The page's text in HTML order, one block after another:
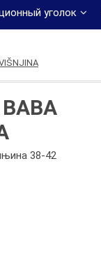
уголок
38-42